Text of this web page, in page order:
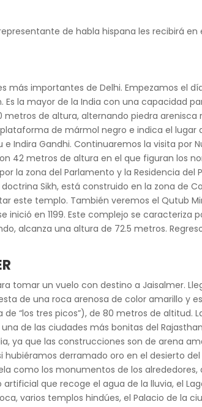
de habla hispana les recibirá
más importantes de Delhi. Empezamos el
la mayor de la India con una capacidad
de altura, alternando piedra arenisca
de mármol negro e indica el lugar
Indira Gandhi. Continuaremos la visita por
42 metros de altura en el que figuran los
la zona del Parlamento y la Residencia
Sikh, está construido en la zona de
este templo. También veremos el Qutub
inició en 1199. Este complejo se
alcanza una altura de 72.5 metros.
tomar un vuelo con destino a Jaisalmer.
de una roca arenosa de color amarillo y
“los tres picos”), de 80 metros de altitud.
una de las ciudades más bonitas del
ya que las construcciones son de arena
derramado oro en el desierto
como los monumentos de los
que recoge el agua de la lluvia, el
varios templos hindúes, el Palacio de la